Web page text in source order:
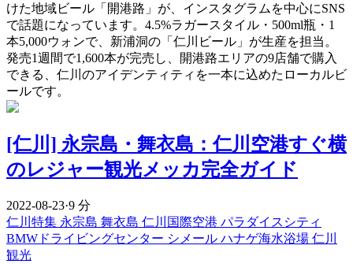
けた地域ビール「開港路」が、インスタグラムを中心にSNS
で話題になっています。4.5%ラガースタイル・500ml瓶・1
本5,000ウォンで、新浦洞の「仁川ビール」が生産を担当。
発売1週間で1,600本が完売し、開港路エリアの9店舗で購入
できる、仁川のアイデンティティを一本に込めたローカルビ
ールです。
[仁川] 永宗島・舞衣島：仁川空港すぐ横
のレジャー観光メッカ完全ガイド
2022-08-23·9 分
仁川特集 永宗島 舞衣島 仁川国際空港 パラダイスシティ
BMWドライビングセンター シメール ハナゲ海水浴場 仁川
観光